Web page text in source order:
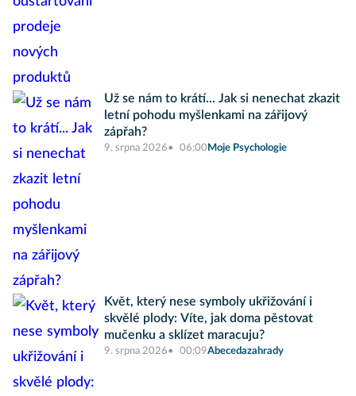
Už se nám to krátí... Jak si nenechat zkazit
letní pohodu myšlenkami na zářijový
zápřah?
9. srpna 2026 06:00 Moje Psychologie
Květ, který nese symboly ukřižování i
skvělé plody: Víte, jak doma pěstovat
mučenku a sklízet maracuju?
9. srpna 2026 00:09Abecedazahrady